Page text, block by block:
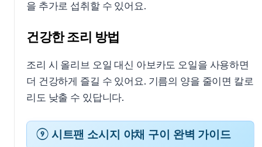
을 추가로 섭취할 수 있어요.
건강한 조리 방법
조리 시 올리브 오일 대신 아보카도 오일을 사용하면
더 건강하게 즐길 수 있어요. 기름의 양을 줄이면 칼로
리도 낮출 수 있답니다.
⑨ 시트팬 소시지 야채 구이 완벽 가이드